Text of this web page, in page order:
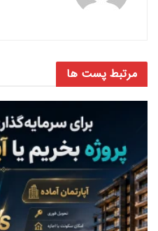
مرتبط پست ها